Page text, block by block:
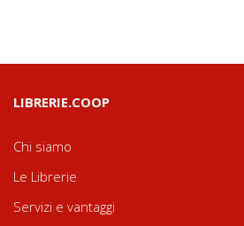
LIBRERIE.COOP
Chi siamo
Le Librerie
Servizi e vantaggi